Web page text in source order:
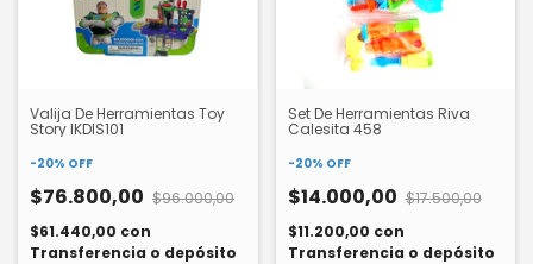
Valija De Herramientas Toy
Story IKDIS101
-20% OFF
$76.800,00 $96.000,00
$61.440,00 con
Transferencia o depósito
Set De Herramientas Riva
Calesita 458
-20% OFF
$14.000,00 $17.500,00
$11.200,00 con
Transferencia o depósito